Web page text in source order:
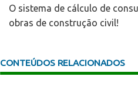
O sistema de cálculo de
obras de construção civil!
CONTEÚDOS RELACIONADOS